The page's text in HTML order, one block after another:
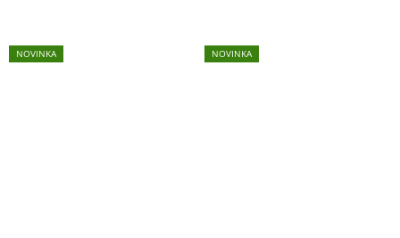
NOVINKA NOVINKA